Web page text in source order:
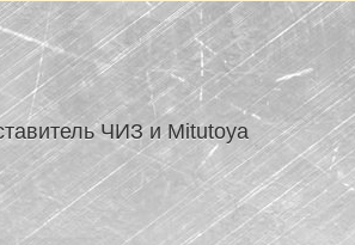
ЧИЗ и Mitutoya